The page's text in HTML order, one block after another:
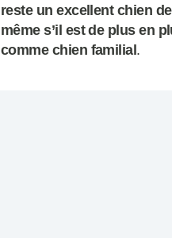
reste un excellent chien
même s’il est de plus en
comme chien familial .